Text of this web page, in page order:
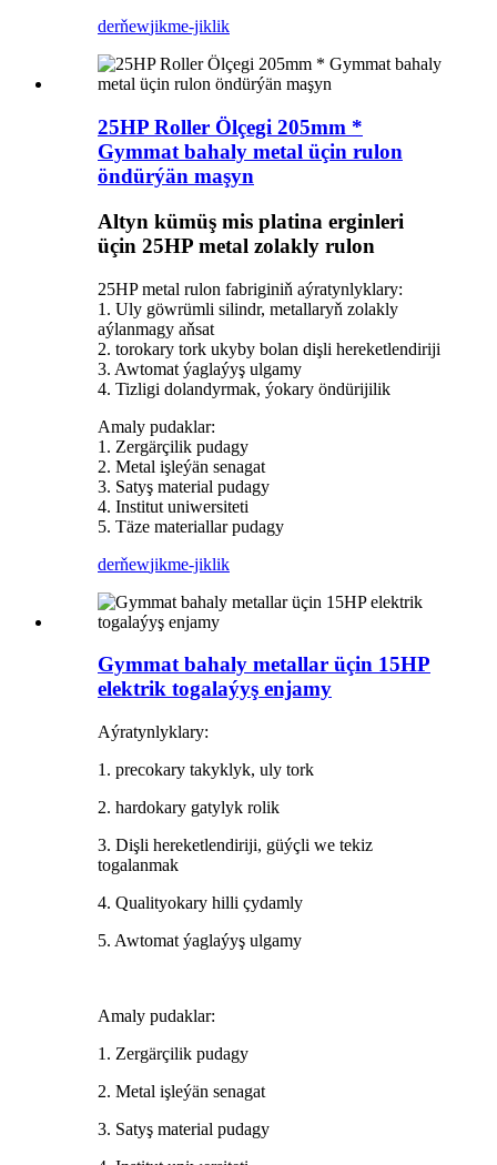
derňewjikme-jiklik
25HP Roller Ölçegi 205mm *
Gymmat bahaly metal üçin rulon
öndürýän maşyn
Altyn kümüş mis platina erginleri
üçin 25HP metal zolakly rulon
25HP metal rulon fabriginiň aýratynlyklary:
1. Uly göwrümli silindr, metallaryň zolakly
aýlanmagy aňsat
2. torokary tork ukyby bolan dişli hereketlendiriji
3. Awtomat ýaglaýyş ulgamy
4. Tizligi dolandyrmak, ýokary öndürijilik
Amaly pudaklar:
1. Zergärçilik pudagy
2. Metal işleýän senagat
3. Satyş material pudagy
4. Institut uniwersiteti
5. Täze materiallar pudagy
derňewjikme-jiklik
Gymmat bahaly metallar üçin 15HP
elektrik togalaýyş enjamy
Aýratynlyklary:
1. precokary takyklyk, uly tork
2. hardokary gatylyk rolik
3. Dişli hereketlendiriji, güýçli we tekiz
togalanmak
4. Qualityokary hilli çydamly
5. Awtomat ýaglaýyş ulgamy
Amaly pudaklar:
1. Zergärçilik pudagy
2. Metal işleýän senagat
3. Satyş material pudagy